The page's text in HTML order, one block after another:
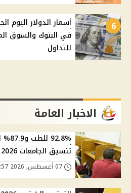
6
في البنوك والسوق
للتداول
الاخبار العامة
تنسيق الجامعات 2026 وأماكن المرحلة الثانية